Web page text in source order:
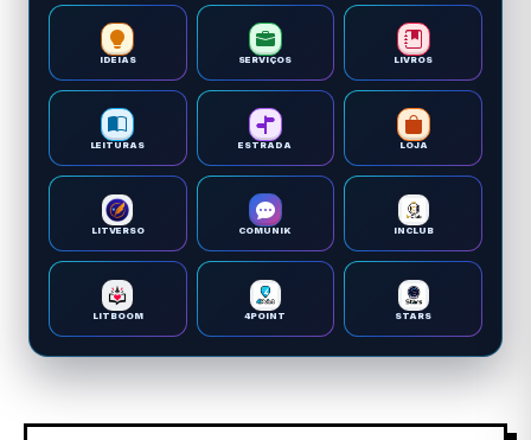
IDEIAS SERVIÇOS LIVROS
LEITURAS ESTRADA LOJA
LITVERSO COMUNIK INCLUB
LITBOOM 4POINT STARS